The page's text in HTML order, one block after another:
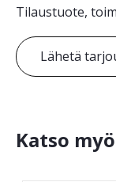
Tilaustuote,
Lähetä
Katso